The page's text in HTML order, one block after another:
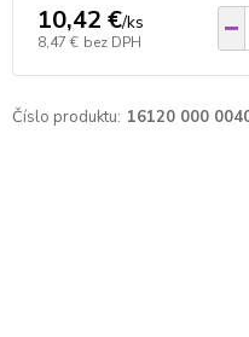
10,42 €/ks
8,47 € bez DPH
Číslo produktu: 16120 000